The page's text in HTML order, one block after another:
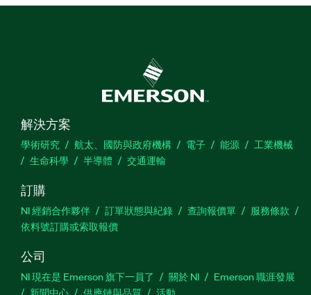
解決方案
學術研究 航太、國防與政府機構 電子 能源
工業機械
生命科學
半導體 交通運輸
訂購
NI 經銷合作夥伴 訂單狀態與紀錄 查詢報價單
服務條款
依料號訂購或索取報價
公司
NI 現在是 Emerson 旗下一員了 關於 NI
Emerson 職涯發展
新聞中心
供應鏈與品質 活動